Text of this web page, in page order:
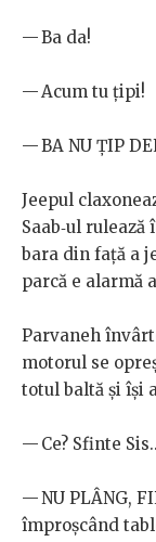
— Ba da!
— Acum tu țipi!
— BA NU ȚIP
Jeepul
Saab‑ul
bara din față a
parcă e alarmă
Parvaneh
motorul se
totul baltă și își
— Ce? Sfinte
— NU PLÂNG,
împroșcând